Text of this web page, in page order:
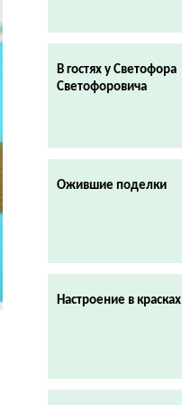
В гостях у Светофора
Светофоровича
Ожившие поделки
Настроение в красках